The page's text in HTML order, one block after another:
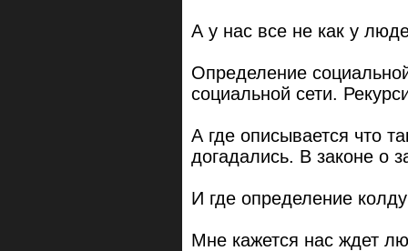
А у нас все не как у
Определение
социальной сети.
А где описывается что
догадались. В законе о
И где определение
Мне кажется нас ждет